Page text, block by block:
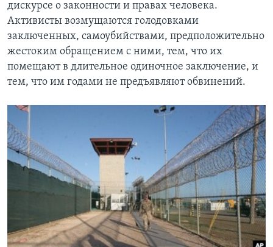
дискурсе о законности и правах человека.
Активисты возмущаются голодовками
заключенных, самоубийствами, предположительно
жестоким обращением с ними, тем, что их
помещают в длительное одиночное заключение, и
тем, что им годами не предъявляют обвинений.